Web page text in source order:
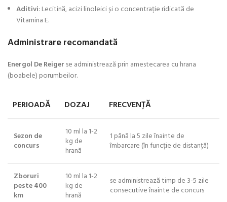
Aditivi: Lecitină, acizi linoleici și o concentrație ridicată de
Vitamina E.
Administrare recomandată
Energol De Reiger se administrează prin amestecarea cu hrana
(boabele) porumbeilor.
PERIOADĂ DOZAJ FRECVENȚĂ
Sezon de
concurs
10 ml la 1-2
kg de
hrană
1 până la 5 zile înainte de
îmbarcare (în funcție de distanță)
Zboruri
peste 400
km
10 ml la 1-2
kg de
hrană
se administrează timp de 3-5 zile
consecutive înainte de concurs